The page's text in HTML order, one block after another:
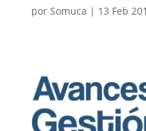
por Somuca | 13 Feb